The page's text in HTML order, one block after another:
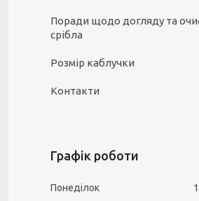
Поради щодо догляду та
срібла
Розмір каблучки
Контакти
Графік роботи
Понеділок